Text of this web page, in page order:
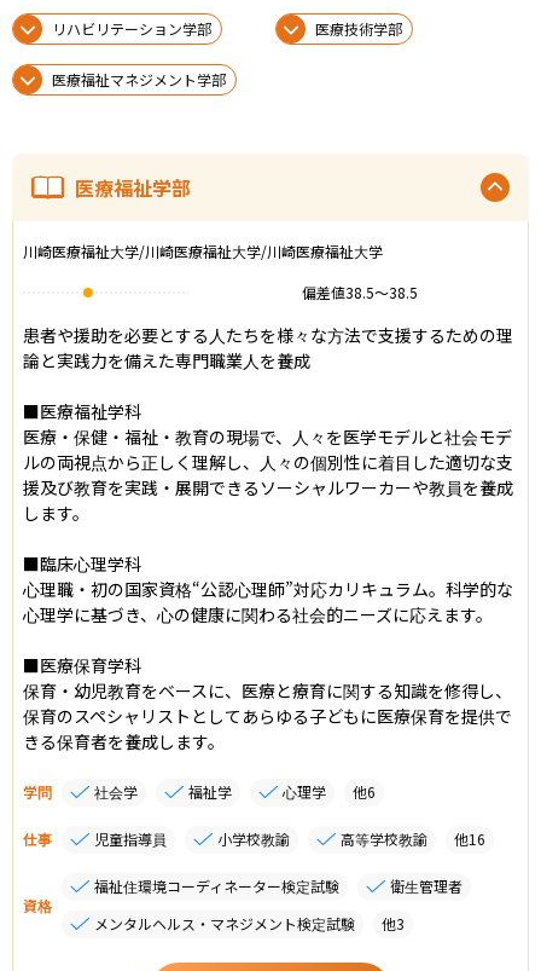
リハビリテーション学部 医療技術学部
医療福祉マネジメント学部
医療福祉学部
川崎医療福祉大学/川崎医療福祉大学/川崎医療福祉大学
偏差値38.5〜38.5
患者や援助を必要とする人たちを様々な方法で支援するための理
論と実践力を備えた専門職業人を養成
■医療福祉学科
医療・保健・福祉・教育の現場で、人々を医学モデルと社会モデ
ルの両視点から正しく理解し、人々の個別性に着目した適切な支
援及び教育を実践・展開できるソーシャルワーカーや教員を養成
します。
■臨床心理学科
心理職・初の国家資格“公認心理師”対応カリキュラム。科学的な
心理学に基づき、心の健康に関わる社会的ニーズに応えます。
■医療保育学科
保育・幼児教育をベースに、医療と療育に関する知識を修得し、
保育のスペシャリストとしてあらゆる子どもに医療保育を提供で
きる保育者を養成します。
学問 社会学 福祉学 心理学 他6
仕事 児童指導員 小学校教諭 高等学校教諭 他16
資格
福祉住環境コーディネーター検定試験
衛生管理者
メンタルヘルス・マネジメント検定試験
他3